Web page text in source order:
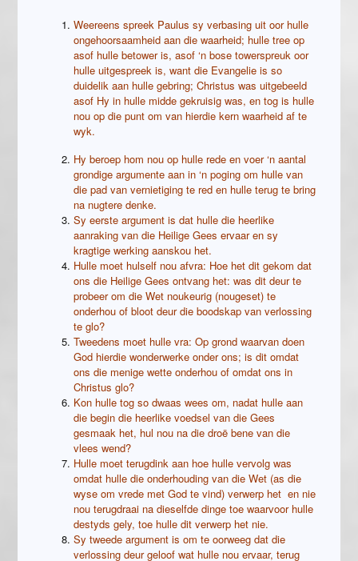
Weereens spreek Paulus sy verbasing uit oor hulle
ongehoorsaamheid aan die waarheid; hulle tree op
asof hulle betower is, asof ‘n bose towerspreuk oor
hulle uitgespreek is, want die Evangelie is so
duidelik aan hulle gebring; Christus was uitgebeeld
asof Hy in hulle midde gekruisig was, en tog is hulle
nou op die punt om van hierdie kern waarheid af te
wyk.
Hy beroep hom nou op hulle rede en voer ‘n aantal
grondige argumente aan in ‘n poging om hulle van
die pad van vernietiging te red en hulle terug te bring
na nugtere denke.
Sy eerste argument is dat hulle die heerlike
aanraking van die Heilige Gees ervaar en sy
kragtige werking aanskou het.
Hulle moet hulself nou afvra: Hoe het dit gekom dat
ons die Heilige Gees ontvang het: was dit deur te
probeer om die Wet noukeurig (nougeset) te
onderhou of bloot deur die boodskap van verlossing
te glo?
Tweedens moet hulle vra: Op grond waarvan doen
God hierdie wonderwerke onder ons; is dit omdat
ons die menige wette onderhou of omdat ons in
Christus glo?
Kon hulle tog so dwaas wees om, nadat hulle aan
die begin die heerlike voedsel van die Gees
gesmaak het, hul nou na die droë bene van die
vlees wend?
Hulle moet terugdink aan hoe hulle vervolg was
omdat hulle die onderhouding van die Wet (as die
wyse om vrede met God te vind) verwerp het en nie
nou terugdraai na dieselfde dinge toe waarvoor hulle
destyds gely, toe hulle dit verwerp het nie.
Sy tweede argument is om te oorweeg dat die
verlossing deur geloof wat hulle nou ervaar, terug